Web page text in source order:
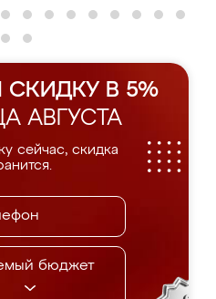
В 5%
АВГУСТА
сейчас, скидка
бюджет